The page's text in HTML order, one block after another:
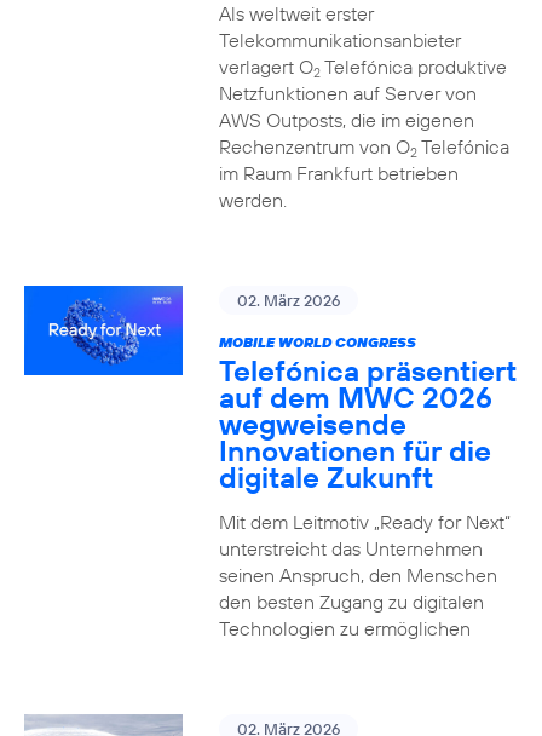
Als weltweit erster
Telekommunikationsanbieter
verlagert O2Telefónica produktive
Netzfunktionen auf Server von
AWS Outposts, die im eigenen
Rechenzentrum von O2Telefónica
im Raum Frankfurt betrieben
werden.
02. März 2026
MOBILE WORLD CONGRESS
Telefónica präsentiert
auf dem MWC 2026
wegweisende
Innovationen für die
digitale Zukunft
Mit dem Leitmotiv „Ready for Next“
unterstreicht das Unternehmen
seinen Anspruch, den Menschen
den besten Zugang zu digitalen
Technologien zu ermöglichen
02. März 2026